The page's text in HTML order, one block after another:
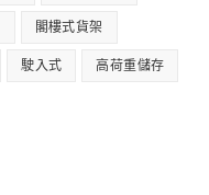
閣樓式貨架
駛入式 高荷重儲存